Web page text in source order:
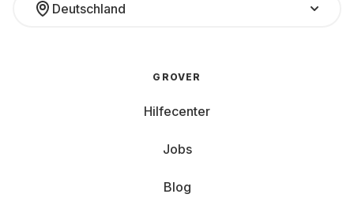
Deutschland
GROVER
Hilfecenter
Jobs
Blog